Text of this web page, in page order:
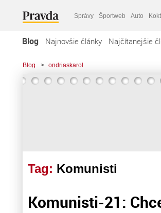
Správy Športweb Auto
Blog Najnovšie články Najčítanejšie
Blog > ondriaskarol
Tag: Komunisti
Komunisti-21: